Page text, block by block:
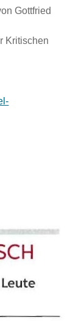
Gottfried
Kritischen